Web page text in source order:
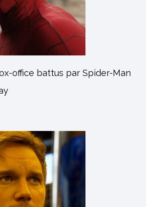
office battus par Spider-Man